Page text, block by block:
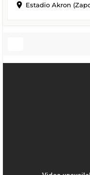
location_on Estadio Akron